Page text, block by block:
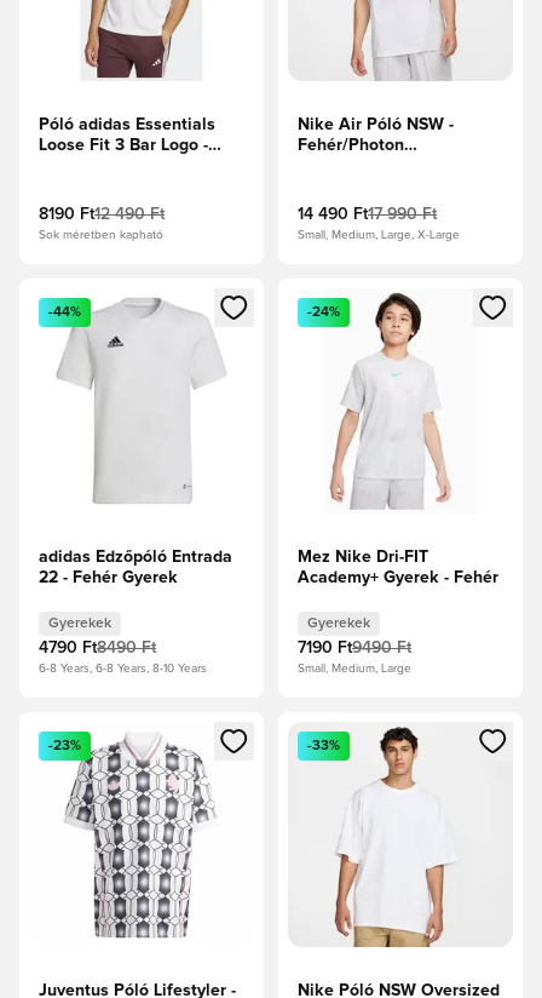
Póló adidas Essentials
Loose Fit 3 Bar Logo -
8190 Ft12 490 Ft
Sok méretben kapható
Nike Air Póló NSW -
Fehér/Photon
14 490 Ft17 990 Ft
Small, Medium, Large, X-Large
Megnyit egy modált a bejelentkezéshez vagy a tagként
-44%
adidas Edzőpóló Entrada
22 - Fehér Gyerek
Gyerekek
4790 Ft8490 Ft
6-8 Years, 6-8 Years, 8-10 Years
Megnyit egy modált a
-24%
Mez Nike Dri-FIT
Academy+ Gyerek - Fehér
Gyerekek
7190 Ft9490 Ft
Small, Medium, Large
Megnyit egy modált a bejelentkezéshez vagy a tagként
-23%
Juventus Póló Lifestyler -
Megnyit egy modált a
-33%
Nike Póló NSW Oversized